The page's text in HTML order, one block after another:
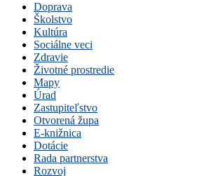
Doprava
Školstvo
Kultúra
Sociálne veci
Zdravie
Životné prostredie
Mapy
Úrad
Zastupiteľstvo
Otvorená župa
E-knižnica
Dotácie
Rada partnerstva
Rozvoj